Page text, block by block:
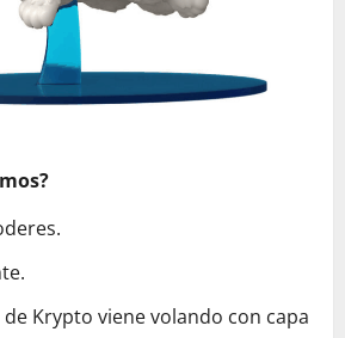
de Krypto viene volando con capa